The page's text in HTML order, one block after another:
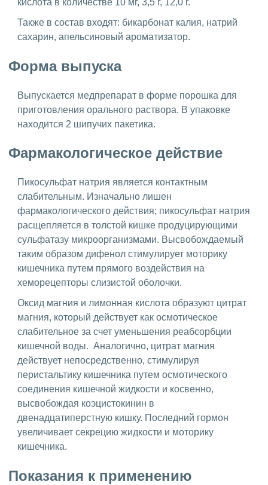
Также в состав входят: бикарбонат калия, натрий
сахарин, апельсиновый ароматизатор.
Форма выпуска
Выпускается медпрепарат в форме порошка для
приготовления орального раствора. В упаковке
находится 2 шипучих пакетика.
Фармакологическое действие
Пикосульфат натрия является контактным
слабительным. Изначально лишен
фармакологического действия; пикосульфат натрия
расщепляется в толстой кишке продуцирующими
сульфатазу микроорганизмами. Высвобождаемый
таким образом дифенол стимулирует моторику
кишечника путем прямого воздействия на
хеморецепторы слизистой оболочки.
Оксид магния и лимонная кислота образуют цитрат
магния, который действует как осмотическое
слабительное за счет уменьшения реабсорбции
кишечной воды. Аналогично, цитрат магния
действует непосредственно, стимулируя
перистальтику кишечника путем осмотического
соединения кишечной жидкости и косвенно,
высвобождая коэцистокинин в
двенадцатиперстную кишку. Последний гормон
увеличивает секрецию жидкости и моторику
кишечника.
Показания к применению